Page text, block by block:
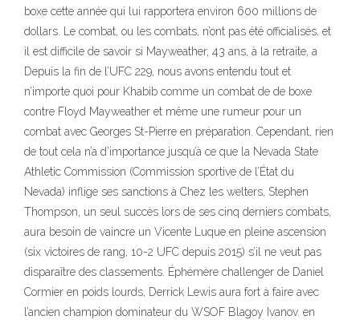
boxe cette année qui lui rapportera environ 600 millions de
dollars. Le combat, ou les combats, n’ont pas été officialisés, et
il est difficile de savoir si Mayweather, 43 ans, à la retraite, a
Depuis la fin de l’UFC 229, nous avons entendu tout et
n’importe quoi pour Khabib comme un combat de de boxe
contre Floyd Mayweather et même une rumeur pour un
combat avec Georges St-Pierre en préparation. Cependant, rien
de tout cela n’a d’importance jusqu’à ce que la Nevada State
Athletic Commission (Commission sportive de l’État du
Nevada) inflige ses sanctions à Chez les welters, Stephen
Thompson, un seul succès lors de ses cinq derniers combats,
aura besoin de vaincre un Vicente Luque en pleine ascension
(six victoires de rang, 10-2 UFC depuis 2015) s’il ne veut pas
disparaître des classements. Éphémère challenger de Daniel
Cormier en poids lourds, Derrick Lewis aura fort à faire avec
l’ancien champion dominateur du WSOF Blagoy Ivanov. en